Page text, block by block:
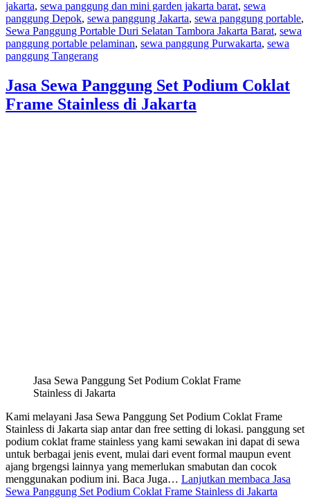
jakarta, sewa panggung dan mini garden jakarta barat, sewa
panggung Depok, sewa panggung Jakarta, sewa panggung portable,
Sewa Panggung Portable Duri Selatan Tambora Jakarta Barat, sewa
panggung portable pelaminan, sewa panggung Purwakarta, sewa
panggung Tangerang
Jasa Sewa Panggung Set Podium Coklat
Frame Stainless di Jakarta
Jasa Sewa Panggung Set Podium Coklat Frame
Stainless di Jakarta
Kami melayani Jasa Sewa Panggung Set Podium Coklat Frame
Stainless di Jakarta siap antar dan free setting di lokasi. panggung set
podium coklat frame stainless yang kami sewakan ini dapat di sewa
untuk berbagai jenis event, mulai dari event formal maupun event
ajang brgengsi lainnya yang memerlukan smabutan dan cocok
menggunakan podium ini. Baca Juga… Lanjutkan membaca Jasa
Sewa Panggung Set Podium Coklat Frame Stainless di Jakarta